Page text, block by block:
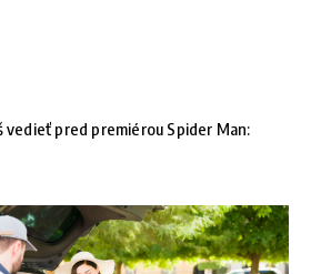
pred premiérou Spider Man: